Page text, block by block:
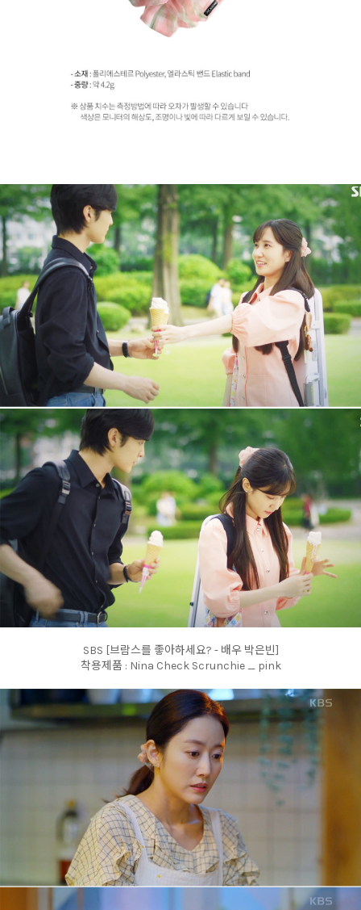
SBS [브람스를 좋아하세요? - 배우 박은빈]
착용제품 : Nina Check Scrunchie _ pink